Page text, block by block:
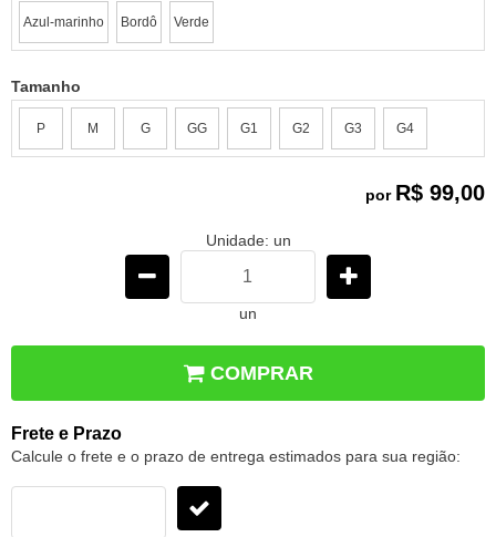
Azul-marinho Bordô Verde
Tamanho
P M G GG G1 G2 G3 G4
por R$ 99,00
Unidade: un
un
COMPRAR
Frete e Prazo
Calcule o frete e o prazo de entrega estimados para sua região: